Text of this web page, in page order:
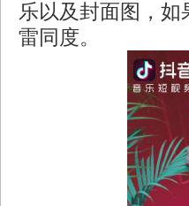
乐以及封面图，
雷同度。